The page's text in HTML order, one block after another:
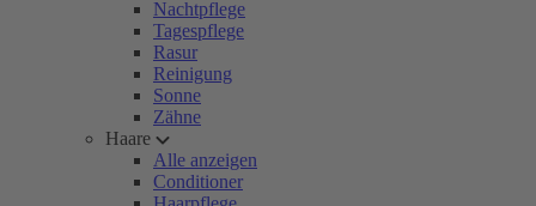
Nachtpflege
Tagespflege
Rasur
Reinigung
Sonne
Zähne
Haare
Alle anzeigen
Conditioner